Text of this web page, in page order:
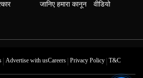
जानिए हमारा कानून वीडियो
| Advertise with usCareers| Privacy Policy| T&C